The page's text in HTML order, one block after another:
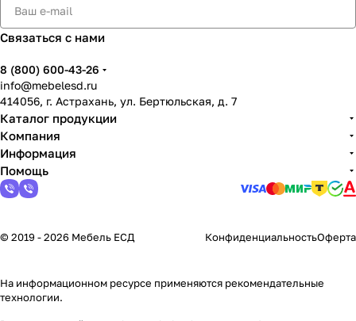
Связаться с нами
8 (800) 600-43-26
info@mebelesd.ru
414056, г. Астрахань, ул. Бертюльская, д. 7
Каталог продукции
Компания
Информация
Помощь
© 2019 - 2026 Мебель ЕСД КонфиденциальностьОферта
На информационном ресурсе применяются рекомендательные
технологии.